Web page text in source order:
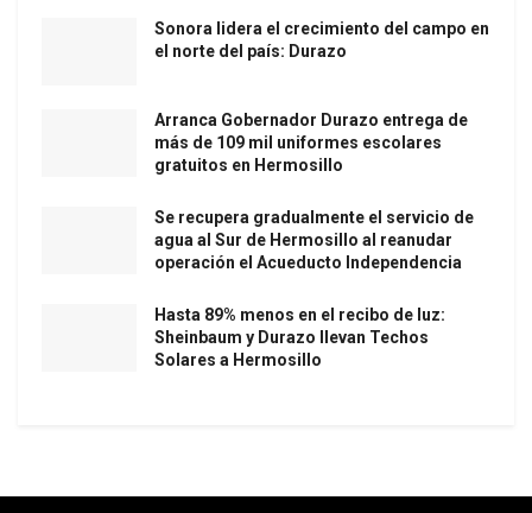
Sonora lidera el crecimiento del campo en
el norte del país: Durazo
Arranca Gobernador Durazo entrega de
más de 109 mil uniformes escolares
gratuitos en Hermosillo
Se recupera gradualmente el servicio de
agua al Sur de Hermosillo al reanudar
operación el Acueducto Independencia
Hasta 89% menos en el recibo de luz:
Sheinbaum y Durazo llevan Techos
Solares a Hermosillo